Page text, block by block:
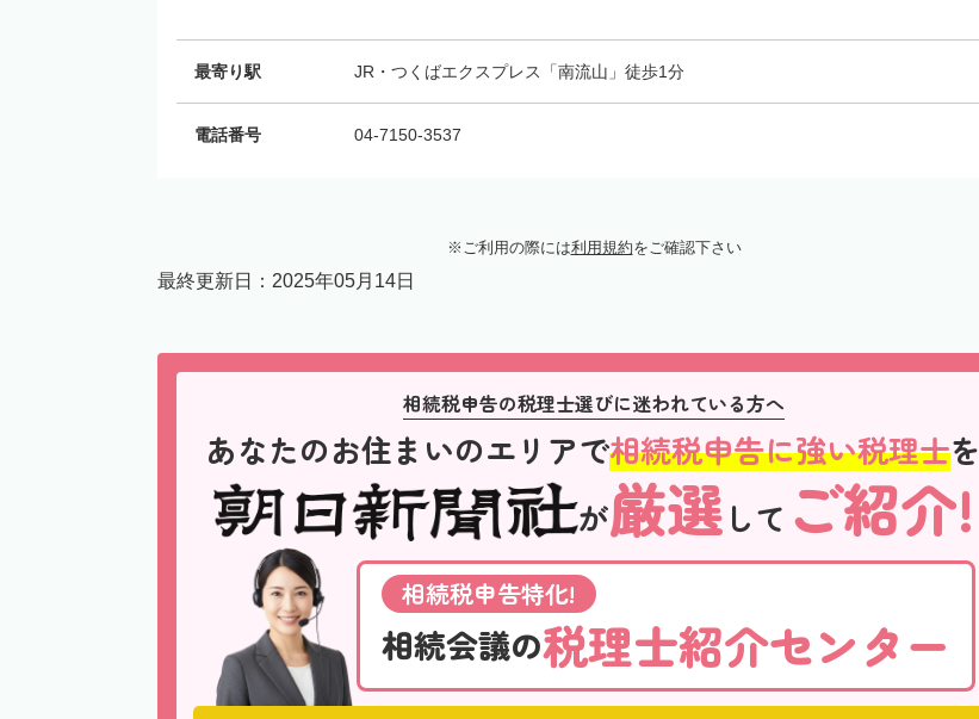
最寄り駅 JR・つくばエクスプレス「南流山」徒歩1分
電話番号 04-7150-3537
ご利用の際には利用規約をご確認下さい
最終更新日： 2025年05月14日
相続税申告の税理士選びに迷われている方へ
あなたのお住まいのエリアで相続税申告に強い税理士を
が厳選 して ご紹介!
相続税申告特化!
相続会議の税理士紹介センター